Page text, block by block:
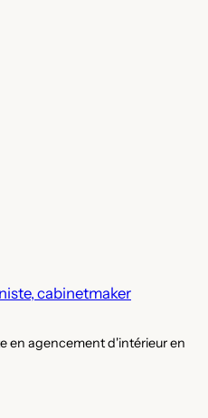
cabinetmaker
en agencement d'intérieur en